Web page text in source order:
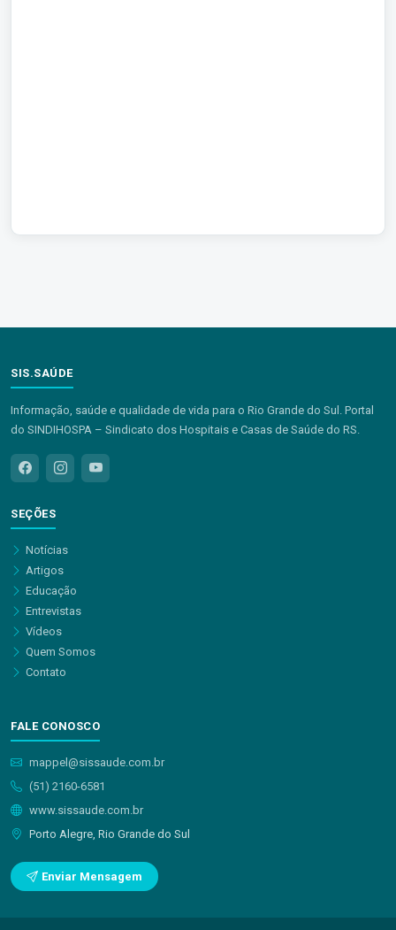
SIS.SAÚDE
Informação, saúde e qualidade de vida para o Rio Grande do Sul. Portal
do SINDIHOSPA – Sindicato dos Hospitais e Casas de Saúde do RS.
SEÇÕES
Notícias
Artigos
Educação
Entrevistas
Vídeos
Quem Somos
Contato
FALE CONOSCO
mappel@sissaude.com.br
(51) 2160-6581
www.sissaude.com.br
Porto Alegre, Rio Grande do Sul
Enviar Mensagem